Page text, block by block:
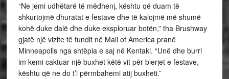
“Ne jemi udhëtarë të mëdhenj, kështu që duam të
shkurtojmë dhuratat e festave dhe të kalojmë më shumë
kohë duke dalë dhe duke eksploruar botën,” tha Brushway
gjatë një vizite të fundit në Mall of America pranë
Minneapolis nga shtëpia e saj në Kentaki. “Unë dhe burri
im kemi caktuar një buxhet këtë vit për blerjet e festave,
kështu që ne do t’i përmbahemi atij buxheti.”